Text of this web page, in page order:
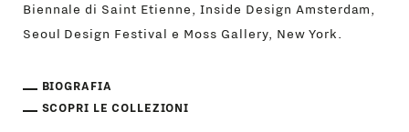
Biennale di Saint Etienne, Inside Design Amsterdam,
Seoul Design Festival e Moss Gallery, New York.
BIOGRAFIA
SCOPRI LE COLLEZIONI